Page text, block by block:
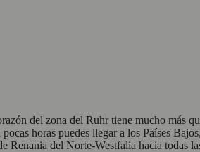
del zona del Ruhr tiene mucho más
horas puedes llegar a los Países
del Norte-Westfalia hacia todas